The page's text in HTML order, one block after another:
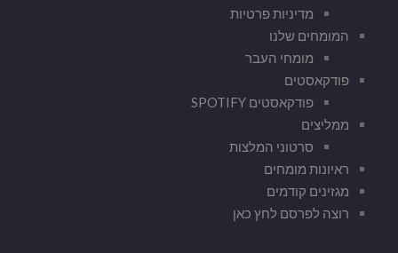
מדיניות פרטיות
המומחים שלנו
מומחי העבר
פודקאסטים
פודקאסטים SPOTIFY
ממליצים
סרטוני המלצות
ראיונות מומחים
מגזינים קודמים
רוצה לפרסם לחץ כאן